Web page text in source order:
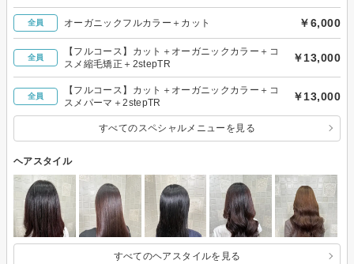
全員 オーガニックフルカラー＋カット ￥6,000
全員
【フルコース】カット＋オーガニックカラー＋コ
スメ縮毛矯正＋2stepTR
￥13,000
全員
【フルコース】カット＋オーガニックカラー＋コ
スメパーマ＋2stepTR
￥13,000
すべてのスペシャルメニューを見る
ヘアスタイル
すべてのヘアスタイルを見る